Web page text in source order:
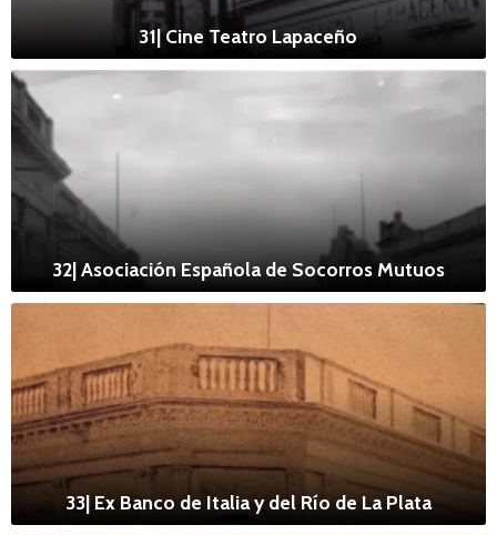
31| Cine Teatro Lapaceño
32| Asociación Española de Socorros Mutuos
33| Ex Banco de Italia y del Río de La Plata